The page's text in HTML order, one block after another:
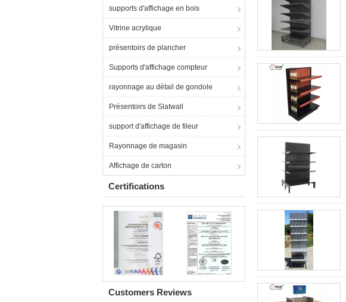
supports d'affichage en bois
Vitrine acrylique
présentoirs de plancher
Supports d'affichage compteur
rayonnage au détail de gondole
Présentoirs de Slatwall
support d'affichage de fileur
Rayonnage de magasin
Affichage de carton
Certifications
Customers Reviews